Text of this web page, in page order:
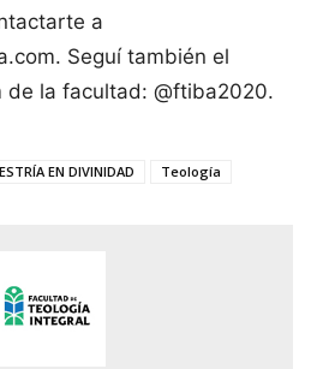
a
. Seguí también el
de la facultad: @ftiba2020.
EN DIVINIDAD Teología